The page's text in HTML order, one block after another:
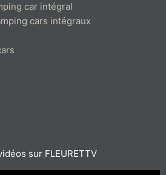
car intégral
cars intégraux
sur FLEURETTV